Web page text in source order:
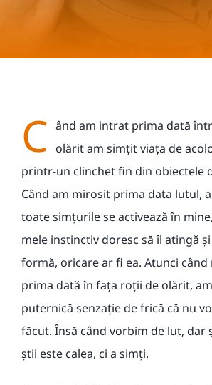
C ând am intrat prima dată
olărit am simțit viața de
printr-un clinchet fin din obiectele
Când am mirosit prima data lutul,
toate simțurile se activează în
mele instinctiv doresc să îl atingă
formă, oricare ar fi ea. Atunci
prima dată în fața roții de olărit,
puternică senzație de frică că nu
făcut. Însă când vorbim de lut, dar
știi este calea, ci a simți.